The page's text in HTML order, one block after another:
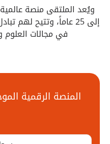
إلى 25 عاماً، وتتيح
في مجالات العلوم
المنصة الرقمية